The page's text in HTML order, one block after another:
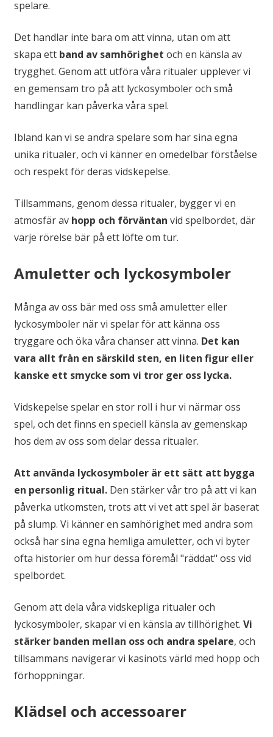
spelare.
Det handlar inte bara om att vinna, utan om att
skapa ett band av samhörighet och en känsla av
trygghet. Genom att utföra våra ritualer upplever vi
en gemensam tro på att lyckosymboler och små
handlingar kan påverka våra spel.
Ibland kan vi se andra spelare som har sina egna
unika ritualer, och vi känner en omedelbar förståelse
och respekt för deras vidskepelse.
Tillsammans, genom dessa ritualer, bygger vi en
atmosfär av hopp och förväntan vid spelbordet, där
varje rörelse bär på ett löfte om tur.
Amuletter och lyckosymboler
Många av oss bär med oss små amuletter eller
lyckosymboler när vi spelar för att känna oss
tryggare och öka våra chanser att vinna. Det kan
vara allt från en särskild sten, en liten figur eller
kanske ett smycke som vi tror ger oss lycka.
Vidskepelse spelar en stor roll i hur vi närmar oss
spel, och det finns en speciell känsla av gemenskap
hos dem av oss som delar dessa ritualer.
Att använda lyckosymboler är ett sätt att bygga
en personlig ritual.Den stärker vår tro på att vi kan
påverka utkomsten, trots att vi vet att spel är baserat
på slump. Vi känner en samhörighet med andra som
också har sina egna hemliga amuletter, och vi byter
ofta historier om hur dessa föremål "räddat" oss vid
spelbordet.
Genom att dela våra vidskepliga ritualer och
lyckosymboler, skapar vi en känsla av tillhörighet. Vi
stärker banden mellan oss och andra spelare, och
tillsammans navigerar vi kasinots värld med hopp och
förhoppningar.
Klädsel och accessoarer